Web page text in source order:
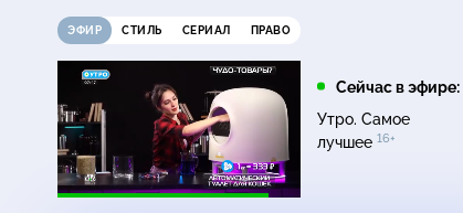
ЭФИР СТИЛЬ СЕРИАЛ ПРАВО
Сейчас в эфире:
Утро. Самое
лучшее 16+
21:30
Неизвестная Россия
22:00
Неизвестная Россия